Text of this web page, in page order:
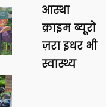
आस्था
क्राइम ब्यूरो
ज़रा इधर भी
स्वास्थ्य